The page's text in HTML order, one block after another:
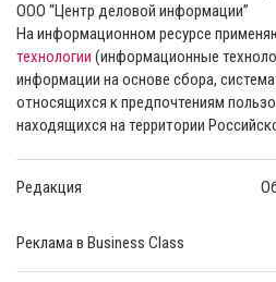
ООО “Центр деловой информации”
На информационном ресурсе
технологии (информационные
информации на основе сбора,
относящихся к предпочтениям
находящихся на территории
Редакция
Реклама в Business Class